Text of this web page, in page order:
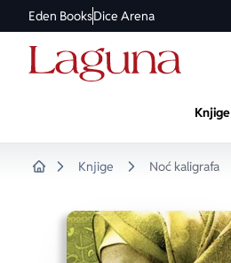
Eden BooksDice Arena
Knjige
Knjige Noć kaligrafa